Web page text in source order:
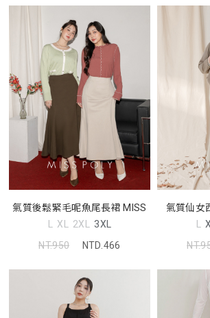
氣質後鬆緊毛呢魚尾長裙 MISS
L XL 2XL 3XL
NT.950
NTD.466
氣質仙女
L